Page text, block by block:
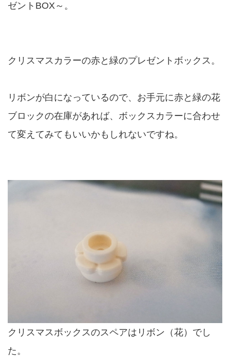
ゼントBOX～。
クリスマスカラーの赤と緑のプレゼントボックス。
リボンが白になっているので、お手元に赤と緑の花
ブロックの在庫があれば、ボックスカラーに合わせ
て変えてみてもいいかもしれないですね。
クリスマスボックスのスペアはリボン（花）でし
た。